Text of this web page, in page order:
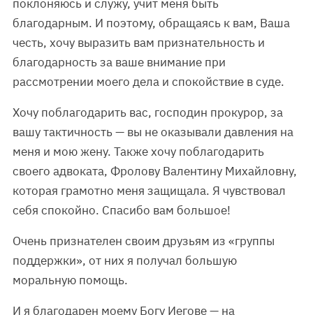
поклоняюсь и служу, учит меня быть
благодарным. И поэтому, обращаясь к вам, Ваша
честь, хочу выразить вам признательность и
благодарность за ваше внимание при
рассмотрении моего дела и спокойствие в суде.
Хочу поблагодарить вас, господин прокурор, за
вашу тактичность — вы не оказывали давления на
меня и мою жену. Также хочу поблагодарить
своего адвоката, Фролову Валентину Михайловну,
которая грамотно меня защищала. Я чувствовал
себя спокойно. Спасибо вам большое!
Очень признателен своим друзьям из «группы
поддержки», от них я получал большую
моральную помощь.
И я благодарен моему Богу Иегове — на